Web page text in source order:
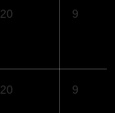
20 9
20 9